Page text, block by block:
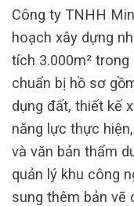
Công ty TNHH
hoạch xây dựng
tích 3.000m²
chuẩn bị hồ sơ
dụng đất, thiết kế
năng lực thực
và văn bản thẩm
quản lý khu công
sung thêm bản vẽ